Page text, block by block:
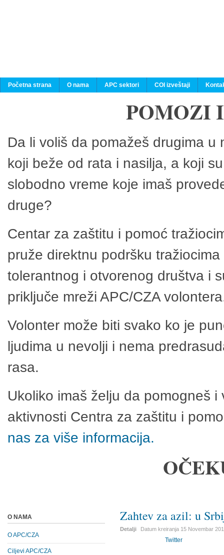
Početna strana O nama APC sektori COI izveštaji
POMOZI
Da li voliš da pomažeš drugima
koji beže od rata i nasilja, a koji
slobodno vreme koje imaš
druge?
Centar za zaštitu i pomoć
pruže direktnu podršku
tolerantnog i otvorenog društva i
priključe mreži APC/CZA
Volonter može biti svako ko je
ljudima u nevolji i nema
rasa.
Ukoliko imaš želju da pomogneš
aktivnosti Centra za zaštitu i
nas za više informacija.
Zahtev za azil: u
Detalji Datum kreiranja 15 Novembar
Twitter
O NAMA
O APC/CZA
Ciljevi APC/CZA